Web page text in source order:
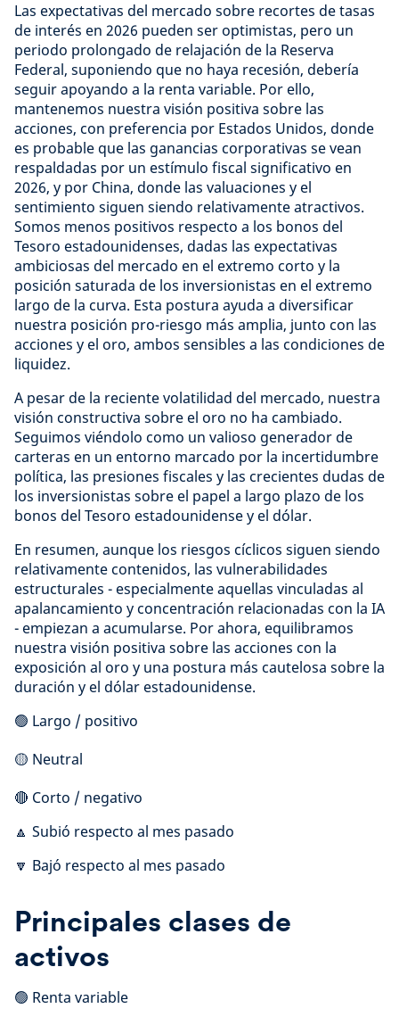
Las expectativas del mercado sobre recortes de tasas
de interés en 2026 pueden ser optimistas, pero un
periodo prolongado de relajación de la Reserva
Federal, suponiendo que no haya recesión, debería
seguir apoyando a la renta variable. Por ello,
mantenemos nuestra visión positiva sobre las
acciones, con preferencia por Estados Unidos, donde
es probable que las ganancias corporativas se vean
respaldadas por un estímulo fiscal significativo en
2026, y por China, donde las valuaciones y el
sentimiento siguen siendo relativamente atractivos.
Somos menos positivos respecto a los bonos del
Tesoro estadounidenses, dadas las expectativas
ambiciosas del mercado en el extremo corto y la
posición saturada de los inversionistas en el extremo
largo de la curva. Esta postura ayuda a diversificar
nuestra posición pro-riesgo más amplia, junto con las
acciones y el oro, ambos sensibles a las condiciones de
liquidez.
A pesar de la reciente volatilidad del mercado, nuestra
visión constructiva sobre el oro no ha cambiado.
Seguimos viéndolo como un valioso generador de
carteras en un entorno marcado por la incertidumbre
política, las presiones fiscales y las crecientes dudas de
los inversionistas sobre el papel a largo plazo de los
bonos del Tesoro estadounidense y el dólar.
En resumen, aunque los riesgos cíclicos siguen siendo
relativamente contenidos, las vulnerabilidades
estructurales - especialmente aquellas vinculadas al
apalancamiento y concentración relacionadas con la IA
- empiezan a acumularse. Por ahora, equilibramos
nuestra visión positiva sobre las acciones con la
exposición al oro y una postura más cautelosa sobre la
duración y el dólar estadounidense.
🟢 Largo / positivo
🟡 Neutral
🔴 Corto / negativo
🔼 Subió respecto al mes pasado
🔽 Bajó respecto al mes pasado
Principales clases de
activos
🟢 Renta variable